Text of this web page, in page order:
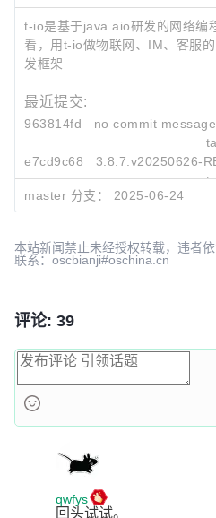
t-io是基于java aio研发的网络编
看，用t-io做物联网、IM、客服
发框架
最近提交:
963814fd
no commit message
e7cd9c68
3.8.7.v20250626-
1bcbd07b
合入：https://
master 分支： 2025-06-24
本站新闻禁止未经授权转载，违者
联系：oscbianji#oschina.cn
评论: 39
qwfys
回头试试。